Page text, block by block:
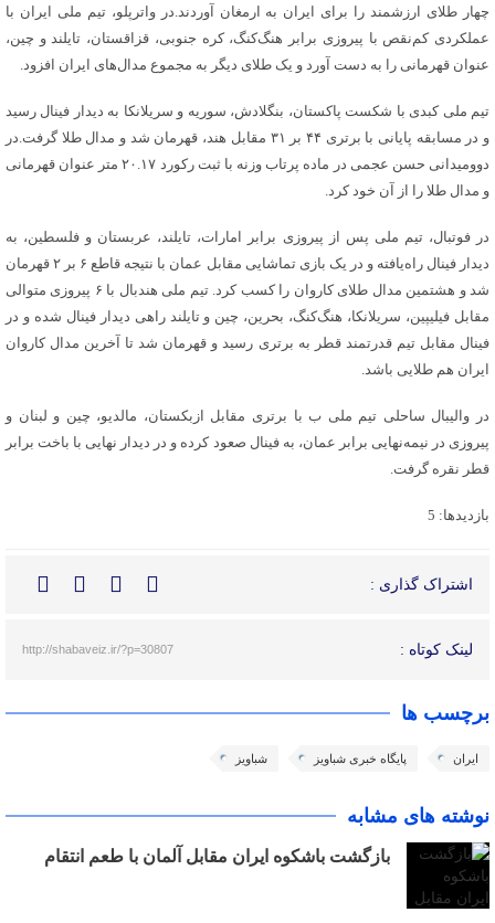
چهار طلای ارزشمند را برای ایران به ارمغان آوردند.در واترپلو، تیم ملی ایران با
عملکردی کم‌نقص با پیروزی برابر هنگ‌کنگ، کره جنوبی، قزاقستان، تایلند و چین،
عنوان قهرمانی را به دست آورد و یک طلای دیگر به مجموع مدال‌های ایران افزود.
تیم ملی کبدی با شکست پاکستان، بنگلادش، سوریه و سریلانکا به دیدار فینال رسید
و در مسابقه پایانی با برتری ۴۴ بر ۳۱ مقابل هند، قهرمان شد و مدال طلا گرفت.در
دوومیدانی حسن عجمی در ماده پرتاب وزنه با ثبت رکورد ۲۰.۱۷ متر عنوان قهرمانی
و مدال طلا را از آن خود کرد.
در فوتبال، تیم ملی پس از پیروزی برابر امارات، تایلند، عربستان و فلسطین، به
دیدار فینال راه‌یافته و در یک بازی تماشایی مقابل عمان با نتیجه قاطع ۶ بر ۲ قهرمان
شد و هشتمین مدال طلای کاروان را کسب کرد. تیم ملی هندبال با ۶ پیروزی متوالی
مقابل فیلیپین، سریلانکا، هنگ‌کنگ، بحرین، چین و تایلند راهی دیدار فینال شده و در
فینال مقابل تیم قدرتمند قطر به برتری رسید و قهرمان شد تا آخرین مدال کاروان
ایران هم طلایی باشد.
در والیبال ساحلی تیم ملی ب با برتری مقابل ازبکستان، مالدیو، چین و لبنان و
پیروزی در نیمه‌نهایی برابر عمان، به فینال صعود کرده و در دیدار نهایی با باخت برابر
قطر نقره گرفت.
بازدیدها: 5
اشتراک گذاری :
لینک کوتاه : http://shabaveiz.ir/?p=30807
برچسب ها
ایران پایگاه خبری شباویز شباویز
نوشته های مشابه
بازگشت باشکوه ایران مقابل آلمان با طعم انتقام